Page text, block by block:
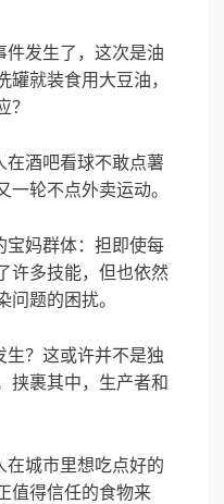
件发生了，这次是油
就装食用大豆油，
？
在酒吧看球不敢点薯
轮不点外卖运动。
宝妈群体：担即使每
许多技能，但也依然
题的困扰。
生？这或许并不是独
挟裹其中，生产者和
在城市里想吃点好的
值得信任的食物来